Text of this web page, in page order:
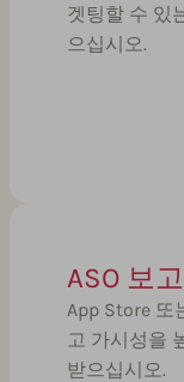
겟팅할 수 있
으십시오.
ASO 보
App Store 또
고 가시성을
받으십시오.